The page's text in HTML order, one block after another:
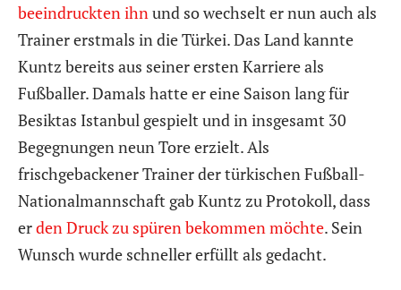
beeindruckten ihn und so wechselt er nun auch als
Trainer erstmals in die Türkei. Das Land kannte
Kuntz bereits aus seiner ersten Karriere als
Fußballer. Damals hatte er eine Saison lang für
Besiktas Istanbul gespielt und in insgesamt 30
Begegnungen neun Tore erzielt. Als
frischgebackener Trainer der türkischen Fußball-
Nationalmannschaft gab Kuntz zu Protokoll, dass
erden Druck zu spüren bekommen möchte. Sein
Wunsch wurde schneller erfüllt als gedacht.